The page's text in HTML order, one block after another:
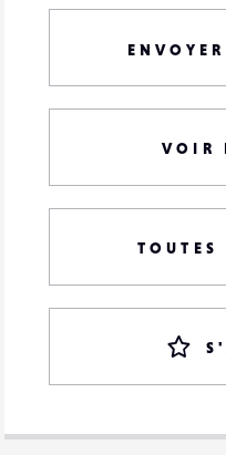
VOIR
TOUTES